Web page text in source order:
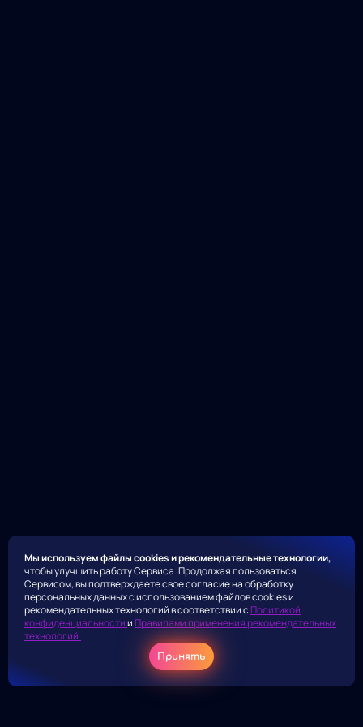
Мы используем файлы cookies и рекомендательные технологии,
чтобы улучшить работу Сервиса. Продолжая пользоваться
Сервисом, вы подтверждаете свое согласие на обработку
персональных данных с использованием файлов cookies и
рекомендательных технологий в соответствии с Политикой
конфиденциальностии Правилами применения рекомендательных
технологий.
Принять